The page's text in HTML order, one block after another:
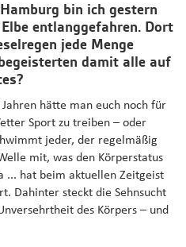
bin ich gestern
entlanggefahren. Dort
jede Menge
damit alle auf
hätte man euch noch für
Sport zu treiben – oder
jeder, der regelmäßig
mit, was den Körperstatus
... hat beim aktuellen Zeitgeist
Dahinter steckt die Sehnsucht
des Körpers – und